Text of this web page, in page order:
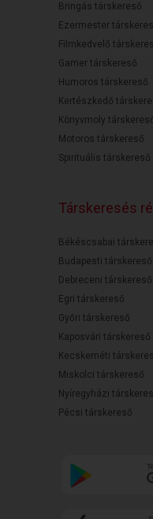
Bringás társkereső
Ezermester
Filmkedvelő
Gamer társkereső
Humoros társkereső
Kertészkedő
Könyvmoly
Motoros társkereső
Spirituális társkereső
Társkeresés
Békéscsabai
Budapesti társkereső
Debreceni társkereső
Egri társkereső
Győri társkereső
Kaposvári társkereső
Kecskeméti
Miskolci társkereső
Nyíregyházi
Pécsi társkereső